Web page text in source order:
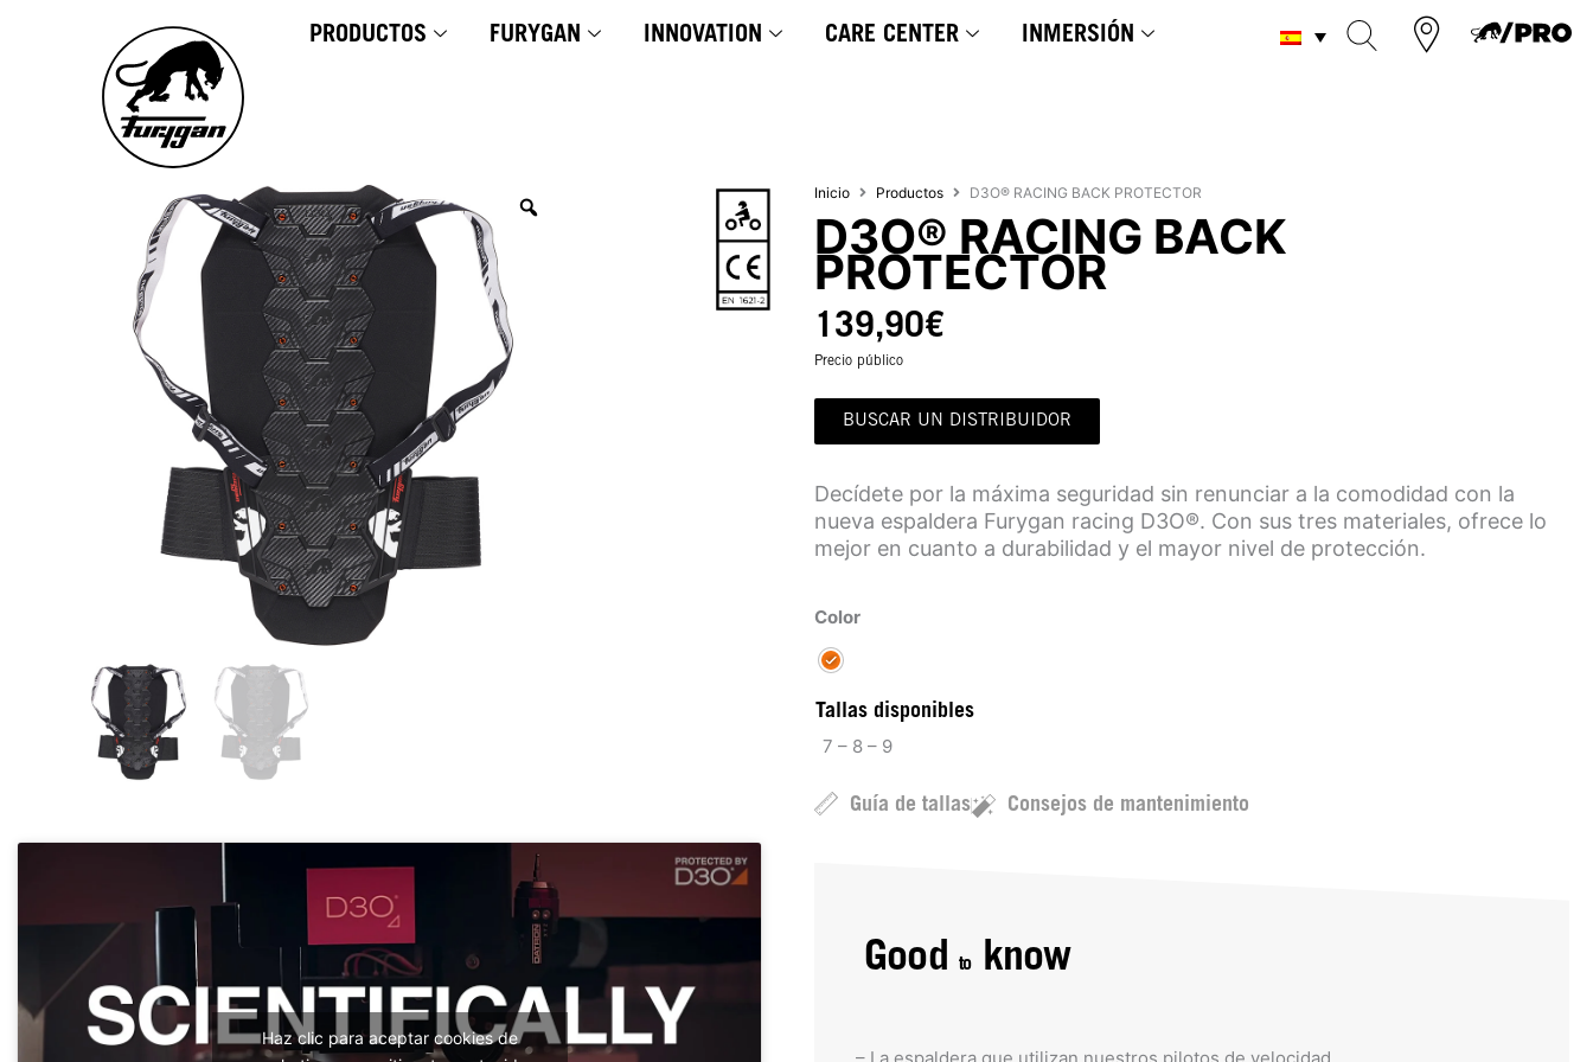
PRODUCTOS FURYGAN INNOVATION CARE CENTER INMERSIÓN
Haz clic para aceptar cookies de
Inicio Productos D3O® RACING BACK PROTECTOR
D3O® RACING BACK
PROTECTOR
139,90€
Precio público
BUSCAR UN DISTRIBUIDOR
Decídete por la máxima seguridad sin renunciar a la comodidad con la
nueva espaldera Furygan racing D3O®. Con sus tres materiales, ofrece lo
mejor en cuanto a durabilidad y el mayor nivel de protección.
Color
Tallas disponibles
7 – 8 – 9
Guía de tallas Consejos de mantenimiento
Good toknow